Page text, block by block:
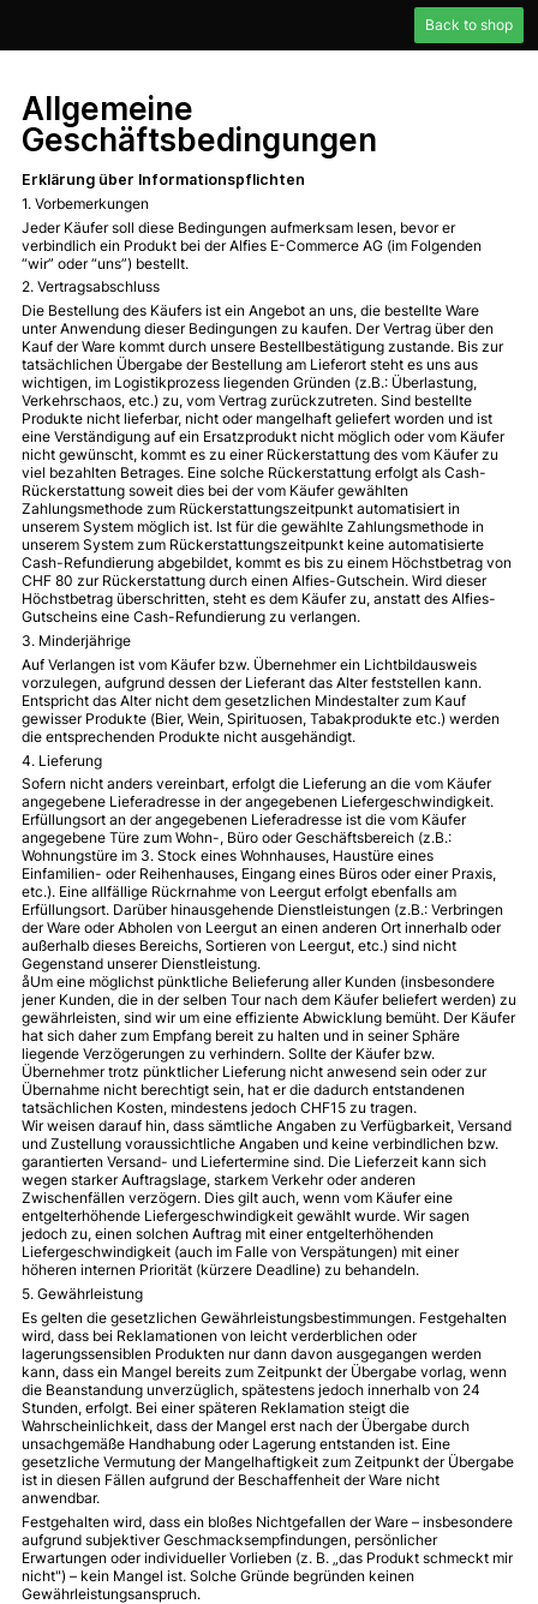
Back to shop
Allgemeine
Geschäftsbedingungen
Erklärung über Informationspflichten
1. Vorbemerkungen
Jeder Käufer soll diese Bedingungen aufmerksam lesen, bevor er
verbindlich ein Produkt bei der Alfies E-Commerce AG (im Folgenden
“wir” oder “uns”) bestellt.
2. Vertragsabschluss
Die Bestellung des Käufers ist ein Angebot an uns, die bestellte Ware
unter Anwendung dieser Bedingungen zu kaufen. Der Vertrag über den
Kauf der Ware kommt durch unsere Bestellbestätigung zustande. Bis zur
tatsächlichen Übergabe der Bestellung am Lieferort steht es uns aus
wichtigen, im Logistikprozess liegenden Gründen (z.B.: Überlastung,
Verkehrschaos, etc.) zu, vom Vertrag zurückzutreten. Sind bestellte
Produkte nicht lieferbar, nicht oder mangelhaft geliefert worden und ist
eine Verständigung auf ein Ersatzprodukt nicht möglich oder vom Käufer
nicht gewünscht, kommt es zu einer Rückerstattung des vom Käufer zu
viel bezahlten Betrages. Eine solche Rückerstattung erfolgt als Cash-
Rückerstattung soweit dies bei der vom Käufer gewählten
Zahlungsmethode zum Rückerstattungszeitpunkt automatisiert in
unserem System möglich ist. Ist für die gewählte Zahlungsmethode in
unserem System zum Rückerstattungszeitpunkt keine automatisierte
Cash-Refundierung abgebildet, kommt es bis zu einem Höchstbetrag von
CHF 80 zur Rückerstattung durch einen Alfies-Gutschein. Wird dieser
Höchstbetrag überschritten, steht es dem Käufer zu, anstatt des Alfies-
Gutscheins eine Cash-Refundierung zu verlangen.
3. Minderjährige
Auf Verlangen ist vom Käufer bzw. Übernehmer ein Lichtbildausweis
vorzulegen, aufgrund dessen der Lieferant das Alter feststellen kann.
Entspricht das Alter nicht dem gesetzlichen Mindestalter zum Kauf
gewisser Produkte (Bier, Wein, Spirituosen, Tabakprodukte etc.) werden
die entsprechenden Produkte nicht ausgehändigt.
4. Lieferung
Sofern nicht anders vereinbart, erfolgt die Lieferung an die vom Käufer
angegebene Lieferadresse in der angegebenen Liefergeschwindigkeit.
Erfüllungsort an der angegebenen Lieferadresse ist die vom Käufer
angegebene Türe zum Wohn-, Büro oder Geschäftsbereich (z.B.:
Wohnungstüre im 3. Stock eines Wohnhauses, Haustüre eines
Einfamilien- oder Reihenhauses, Eingang eines Büros oder einer Praxis,
etc.). Eine allfällige Rückrnahme von Leergut erfolgt ebenfalls am
Erfüllungsort. Darüber hinausgehende Dienstleistungen (z.B.: Verbringen
der Ware oder Abholen von Leergut an einen anderen Ort innerhalb oder
außerhalb dieses Bereichs, Sortieren von Leergut, etc.) sind nicht
Gegenstand unserer Dienstleistung.
åUm eine möglichst pünktliche Belieferung aller Kunden (insbesondere
jener Kunden, die in der selben Tour nach dem Käufer beliefert werden) zu
gewährleisten, sind wir um eine effiziente Abwicklung bemüht. Der Käufer
hat sich daher zum Empfang bereit zu halten und in seiner Sphäre
liegende Verzögerungen zu verhindern. Sollte der Käufer bzw.
Übernehmer trotz pünktlicher Lieferung nicht anwesend sein oder zur
Übernahme nicht berechtigt sein, hat er die dadurch entstandenen
tatsächlichen Kosten, mindestens jedoch CHF15 zu tragen.
Wir weisen darauf hin, dass sämtliche Angaben zu Verfügbarkeit, Versand
und Zustellung voraussichtliche Angaben und keine verbindlichen bzw.
garantierten Versand- und Liefertermine sind. Die Lieferzeit kann sich
wegen starker Auftragslage, starkem Verkehr oder anderen
Zwischenfällen verzögern. Dies gilt auch, wenn vom Käufer eine
entgelterhöhende Liefergeschwindigkeit gewählt wurde. Wir sagen
jedoch zu, einen solchen Auftrag mit einer entgelterhöhenden
Liefergeschwindigkeit (auch im Falle von Verspätungen) mit einer
höheren internen Priorität (kürzere Deadline) zu behandeln.
5. Gewährleistung
Es gelten die gesetzlichen Gewährleistungsbestimmungen. Festgehalten
wird, dass bei Reklamationen von leicht verderblichen oder
lagerungssensiblen Produkten nur dann davon ausgegangen werden
kann, dass ein Mangel bereits zum Zeitpunkt der Übergabe vorlag, wenn
die Beanstandung unverzüglich, spätestens jedoch innerhalb von 24
Stunden, erfolgt. Bei einer späteren Reklamation steigt die
Wahrscheinlichkeit, dass der Mangel erst nach der Übergabe durch
unsachgemäße Handhabung oder Lagerung entstanden ist. Eine
gesetzliche Vermutung der Mangelhaftigkeit zum Zeitpunkt der Übergabe
ist in diesen Fällen aufgrund der Beschaffenheit der Ware nicht
anwendbar.
Festgehalten wird, dass ein bloßes Nichtgefallen der Ware – insbesondere
aufgrund subjektiver Geschmacksempfindungen, persönlicher
Erwartungen oder individueller Vorlieben (z. B. „das Produkt schmeckt mir
nicht") – kein Mangel ist. Solche Gründe begründen keinen
Gewährleistungsanspruch.